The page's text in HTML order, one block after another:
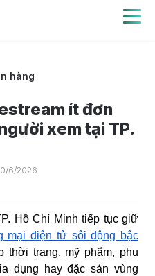
hàng
ít đơn
xem tại TP.
6/2026
Hồ Chí Minh tiếp tục giữ
mại điện tử sôi động bậc
thời trang, mỹ phẩm, phụ
dụng hay đặc sản vùng